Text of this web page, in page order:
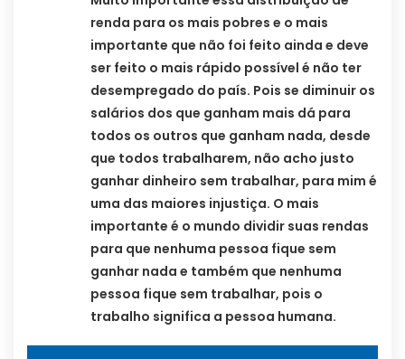
renda para os mais pobres e o mais
importante que não foi feito ainda e deve
ser feito o mais rápido possível é não ter
desempregado do país. Pois se diminuir os
salários dos que ganham mais dá para
todos os outros que ganham nada, desde
que todos trabalharem, não acho justo
ganhar dinheiro sem trabalhar, para mim é
uma das maiores injustiça. O mais
importante é o mundo dividir suas rendas
para que nenhuma pessoa fique sem
ganhar nada e também que nenhuma
pessoa fique sem trabalhar, pois o
trabalho significa a pessoa humana.